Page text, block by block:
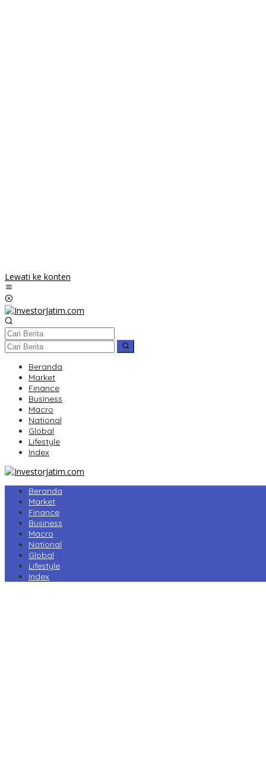
Lewati ke konten
Beranda
Market
Finance
Business
Macro
National
Global
Lifestyle
Index
Beranda
Market
Finance
Business
Macro
National
Global
Lifestyle
Index